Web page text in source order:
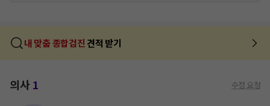
내 맞춤 종합검진 견적 받기
의사1 수정 요청